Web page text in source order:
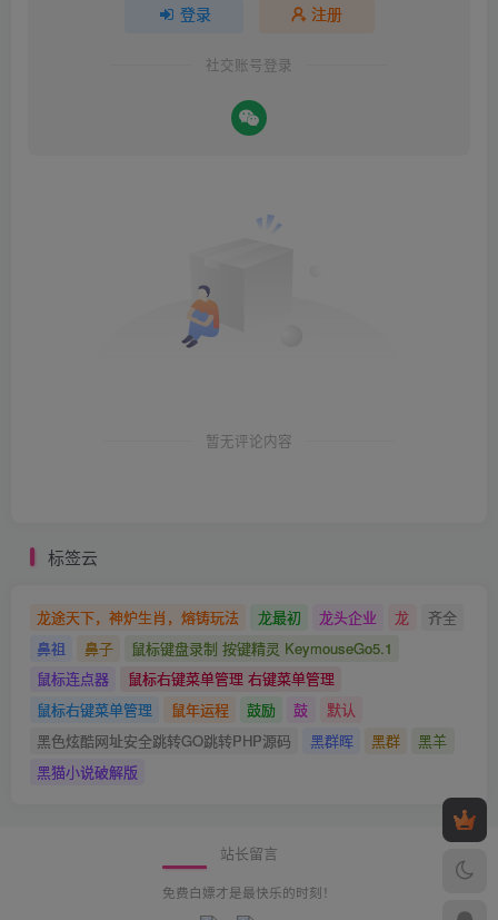
登录 注册
社交账号登录
暂无评论内容
标签云
龙途天下，神炉生肖，熔铸玩法 龙最初 龙头企业 龙
齐全
鼻祖
鼻子
鼠标键盘录制 按键精灵 KeymouseGo5.1
鼠标连点器
鼠标右键菜单管理 右键菜单管理
鼠标右键菜单管理
鼠年运程 鼓励 鼓
默认
黑色炫酷网址安全跳转GO跳转PHP源码
黑群晖 黑群
黑羊
黑猫小说破解版
站长留言
免费白嫖才是最快乐的时刻！